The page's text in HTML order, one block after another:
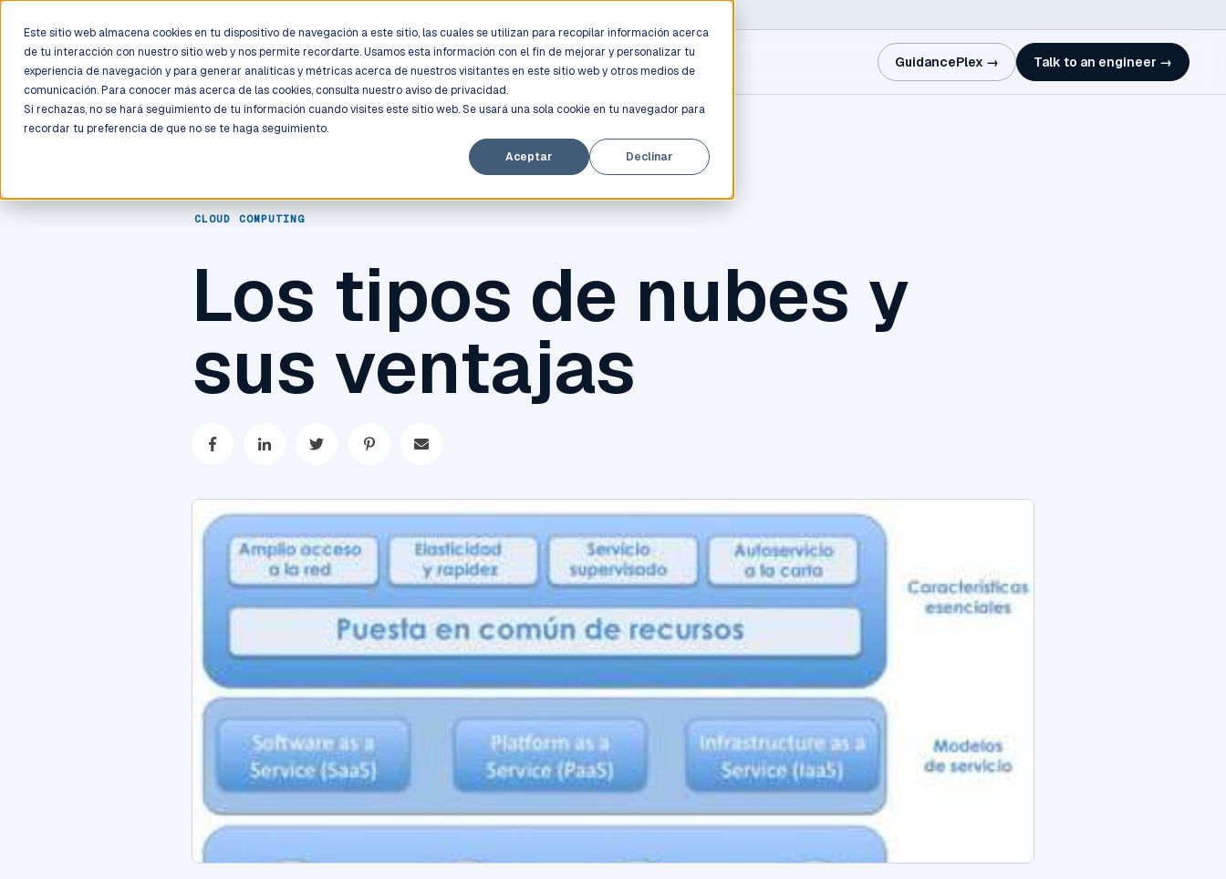
Este sitio web almacena cookies en tu dispositivo de navegación a este sitio, las cuales se utilizan para recopilar información acerca
de tu interacción con nuestro sitio web y nos permite recordarte. Usamos esta información con el fin de mejorar y personalizar tu
experiencia de navegación y para generar analíticas y métricas acerca de nuestros visitantes en este sitio web y otros medios de
comunicación. Para conocer más acerca de las cookies, consulta nuestro aviso de privacidad.
Si rechazas, no se hará seguimiento de tu información cuando visites este sitio web. Se usará una sola cookie en tu navegador para
recordar tu preferencia de que no se te haga seguimiento.
Aceptar
Declinar
Process GuidancePlex → Talk to an engineer →
CLOUD COMPUTING
Los tipos de nubes y
sus ventajas